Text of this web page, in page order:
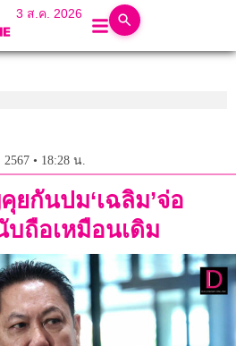
3 ส.ค. 2026
• 18:28 น.
ยกันปม‘เฉลิม’จ่อ
บถือเหมือนเดิม